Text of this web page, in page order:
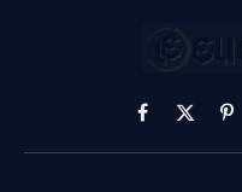
Facebook
X